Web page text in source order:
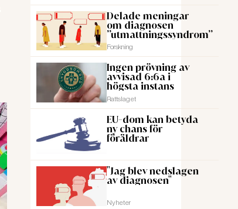
Delade meningar
om diagnosen
”utmattningssyndrom”
Forskning
Ingen prövning av
avvisad 6:6a i
högsta instans
Rattslaget
EU-dom kan betyda
ny chans för
föräldrar
"Jag blev nedslagen
av diagnosen"
Nyheter